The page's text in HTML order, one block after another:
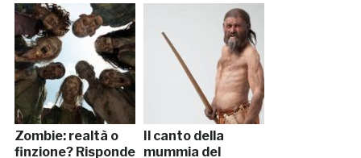
Zombie: realtà o
finzione? Risponde
Il canto della
mummia del